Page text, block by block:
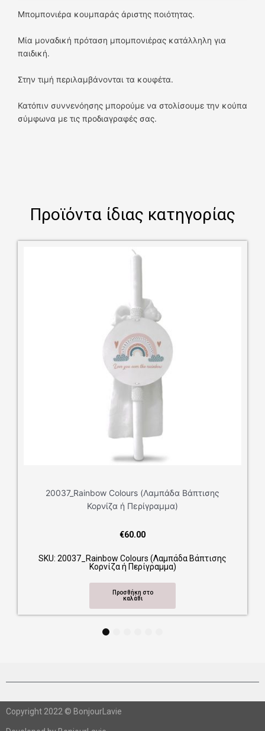
Μπομπονιέρα κουμπαράς άριστης ποιότητας.
Μία μοναδική πρόταση μπομπονιέρας κατάλληλη για
παιδική.
Στην τιμή περιλαμβάνονται τα κουφέτα.
Κατόπιν συννενόησης μπορούμε να στολίσουμε την κούπα
σύμφωνα με τις προδιαγραφές σας.
Προϊόντα ίδιας κατηγορίας
20037_Rainbow Colours (Λαμπάδα Βάπτισης
Κορνίζα ή Περίγραμμα)
€60.00
SKU: 20037_Rainbow Colours (Λαμπάδα Βάπτισης
Κορνίζα ή Περίγραμμα)
Προσθήκη στο
καλάθι
4
Copyright 2022 © BonjourLavie